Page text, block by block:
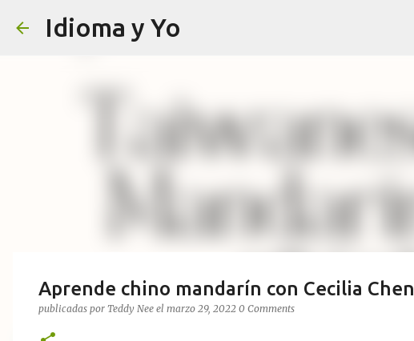
Idioma y Yo
Aprende chino mandarín con Cecilia Chen
publicadas por Teddy Nee el marzo 29, 2022 0 Comments